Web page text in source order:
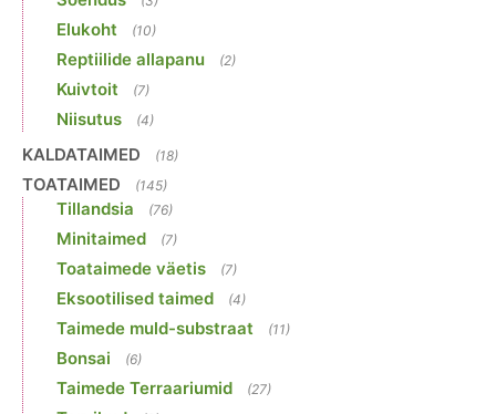
Elukoht (10)
Reptiilide allapanu (2)
Kuivtoit (7)
Niisutus (4)
KALDATAIMED (18)
TOATAIMED (145)
Tillandsia (76)
Minitaimed (7)
Toataimede väetis (7)
Eksootilised taimed (4)
Taimede muld-substraat (11)
Bonsai (6)
Taimede Terraariumid (27)